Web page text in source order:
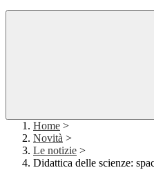
Home >
Novità >
Le notizie >
Didattica delle scienze: